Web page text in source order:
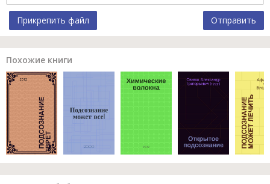
Прикрепить файл Отправить
Похожие книги